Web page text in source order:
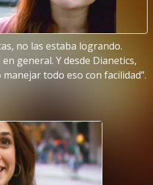
no las estaba logrando.
general. Y desde Dianetics,
todo eso con facilidad”.